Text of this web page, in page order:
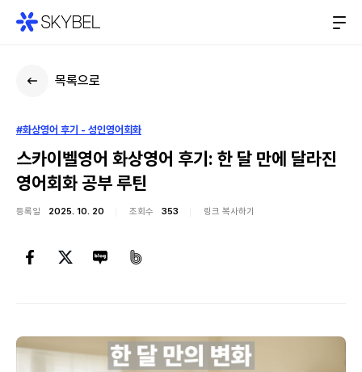
목록으로
#화상영어 후기 - 성인영어회화
스카이벨영어 화상영어 후기: 한 달 만에 달라진
영어회화 공부 루틴
등록일 2025. 10. 20 조회수 353 링크 복사하기